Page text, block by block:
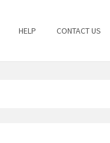
HELP CONTACT US